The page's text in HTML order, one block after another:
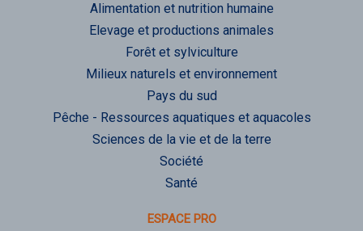
Alimentation et nutrition humaine
Elevage et productions animales
Forêt et sylviculture
Milieux naturels et environnement
Pays du sud
Pêche - Ressources aquatiques et aquacoles
Sciences de la vie et de la terre
Société
Santé
ESPACE PRO